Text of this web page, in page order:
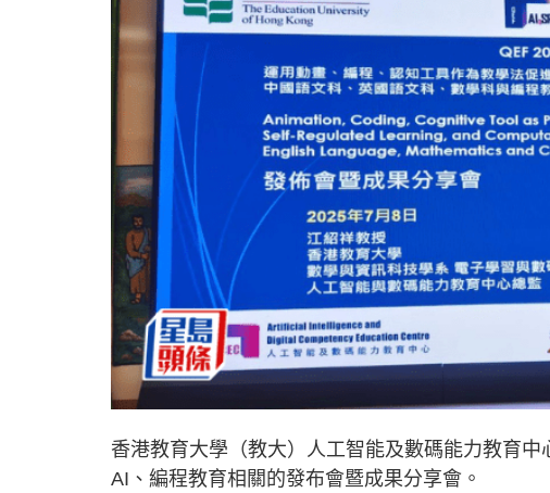
香港教育大學（教大）人工智能及數碼能力教育
AI、編程教育相關的發布會暨成果分享會。